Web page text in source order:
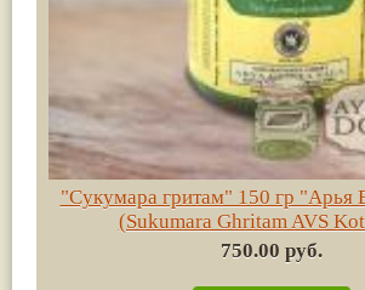
"Сукумара гритам" 150 гр "Арья
(Sukumara Ghritam AVS
750.00 руб.